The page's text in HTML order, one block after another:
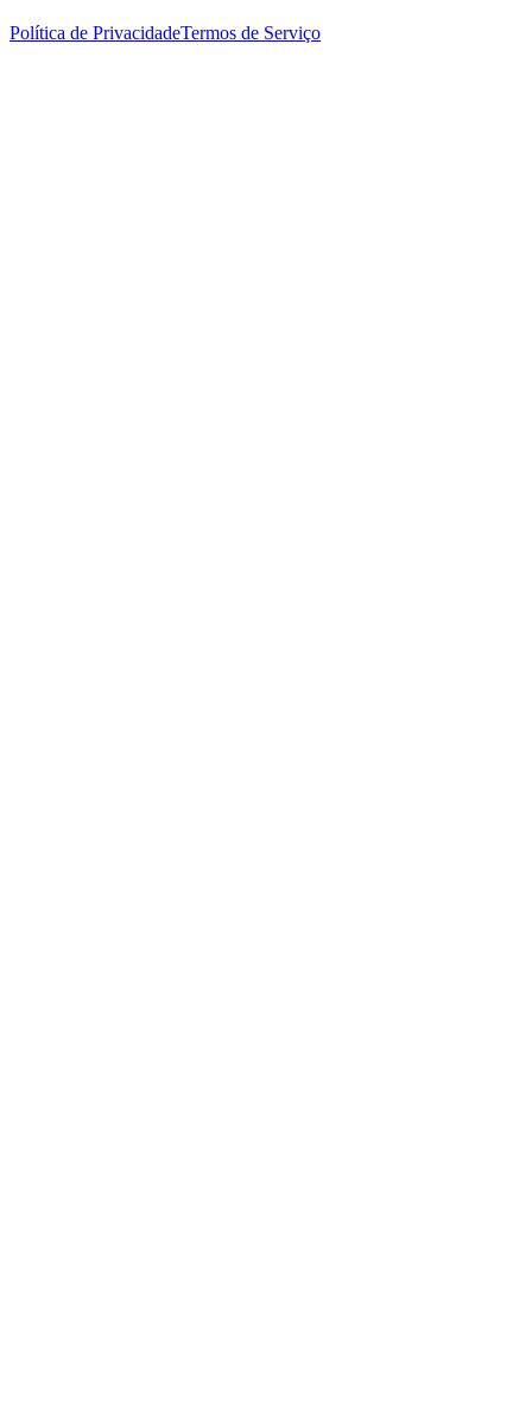
Política de PrivacidadeTermos de Serviço